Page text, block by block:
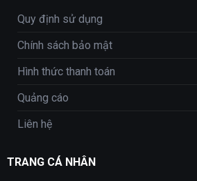
Quy định sử dụng
Chính sách bảo mật
Hình thức thanh toán
Quảng cáo
Liên hệ
TRANG CÁ NHÂN